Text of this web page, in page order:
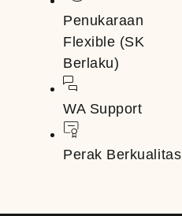
Penukaraan
Flexible (SK
Berlaku)
WA Support
Perak Berkualitas